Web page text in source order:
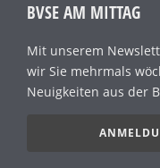
BVSE AM MITTAG
Mit unserem
wir Sie mehrmals
Neuigkeiten aus der